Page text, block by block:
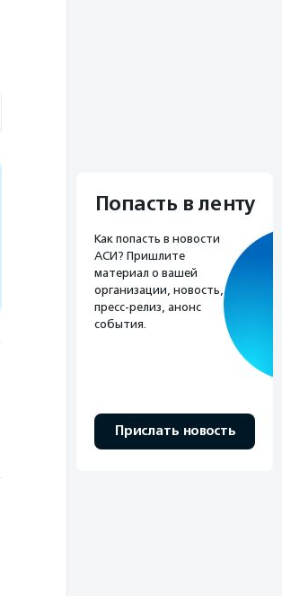
Попасть в ленту
Как попасть в новости
АСИ? Пришлите
материал о вашей
организации, новость,
пресс-релиз, анонс
события.
Прислать новость